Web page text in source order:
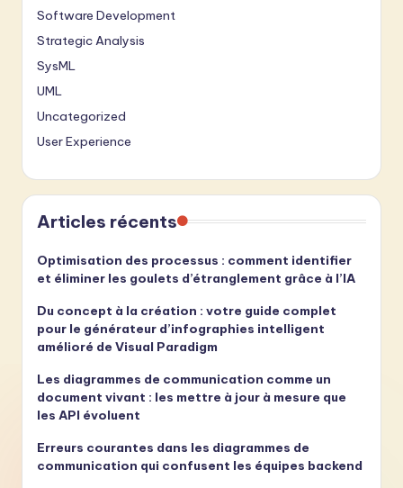
Software Development
Strategic Analysis
SysML
UML
Uncategorized
User Experience
Articles récents
Optimisation des processus : comment identifier
et éliminer les goulets d’étranglement grâce à l’IA
Du concept à la création : votre guide complet
pour le générateur d’infographies intelligent
amélioré de Visual Paradigm
Les diagrammes de communication comme un
document vivant : les mettre à jour à mesure que
les API évoluent
Erreurs courantes dans les diagrammes de
communication qui confusent les équipes backend